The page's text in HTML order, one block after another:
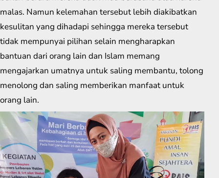
malas. Namun kelemahan tersebut lebih diakibatkan
kesulitan yang dihadapi sehingga mereka tersebut
tidak mempunyai pilihan selain mengharapkan
bantuan dari orang lain dan Islam memang
mengajarkan umatnya untuk saling membantu, tolong
menolong dan saling memberikan manfaat untuk
orang lain.